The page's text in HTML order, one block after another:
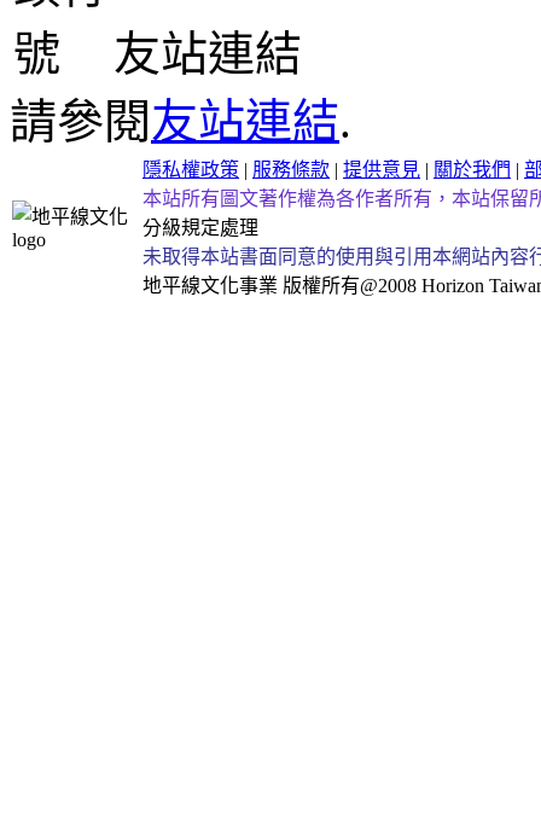
友站連結
請參閱友站連結.
隱私權政策 | 服務條款 | 提供意見 | 關於我們 |
本站所有圖文著作權為各作者所有，本站保留
分級規定處理
未取得本站書面同意的使用與引用本網站內
地平線文化事業 版權所有@2008 Horizon